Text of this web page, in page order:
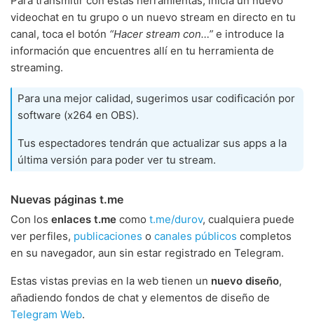
videochat en tu grupo o un nuevo stream en directo en tu
canal, toca el botón “Hacer stream con…” e introduce la
información que encuentres allí en tu herramienta de
streaming.
Para una mejor calidad, sugerimos usar codificación por
software (x264 en OBS).
Tus espectadores tendrán que actualizar sus apps a la
última versión para poder ver tu stream.
Nuevas páginas t.me
Con los enlaces t.me como t.me/durov, cualquiera puede
ver perfiles, publicaciones o canales públicos completos
en su navegador, aun sin estar registrado en Telegram.
Estas vistas previas en la web tienen un nuevo diseño,
añadiendo fondos de chat y elementos de diseño de
Telegram Web.